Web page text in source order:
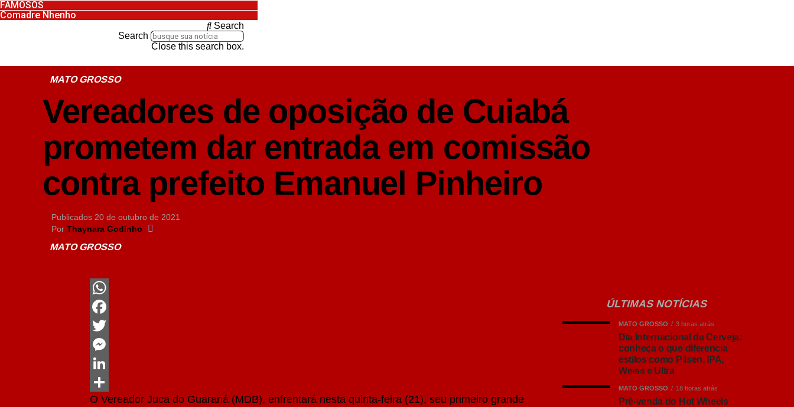
FAMOSOS
Comadre Nhenho
Search
Search
Close this search box.
MATO GROSSO
Vereadores de oposição de Cuiabá
prometem dar entrada em comissão
contra prefeito Emanuel Pinheiro
Publicados 20 de outubro de 2021
Por Thaynara Godinho
MATO GROSSO
WhatsApp
Facebook
Twitter
Messenger
LinkedIn
Share
O Vereador Juca do Guaraná (MDB), enfrentará nesta quinta-feira (21), seu primeiro grande
ÚLTIMAS NOTÍCIAS
MATO GROSSO 3 horas atrás
Dia Internacional da Cerveja:
conheça o que diferencia
estilos como Pilsen, IPA,
Weiss e Ultra
MATO GROSSO 18 horas atrás
Pré-venda do Hot Wheels